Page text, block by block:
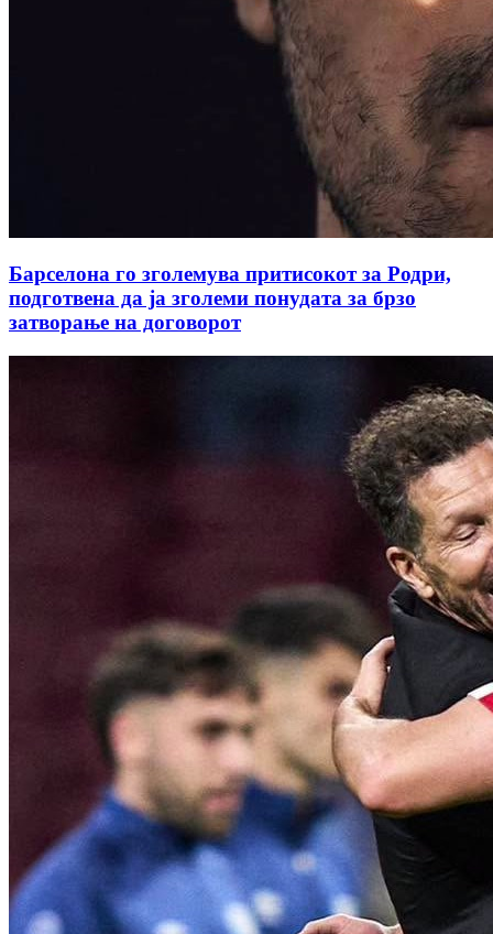
Барселона го зголемува притисокот за Родри,
подготвена да ја зголеми понудата за брзо
затворање на договорот